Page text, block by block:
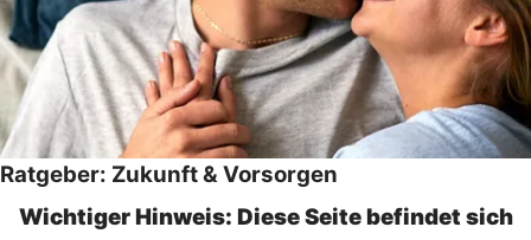
Ratgeber: Zukunft & Vorsorgen
Wichtiger Hinweis: Diese Seite befindet sich